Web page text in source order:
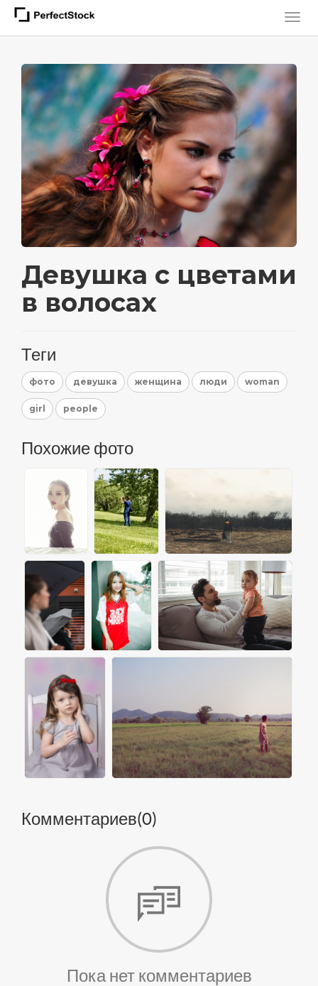
Девушка с цветами
в волосах
Теги
фото девушка женщина люди woman
girl people
Похожие фото
Комментариев(0)
Пока нет комментариев